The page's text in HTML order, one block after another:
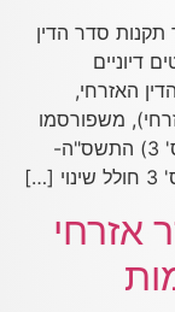
תקנות סדר הדין
התשס"ה-2005: היבטים דיוניים
סדר הדין האזרחי,
האזרחי), משפורסמו
ברשומות תקנות סדר הדין האזרחי (תיקון מס' 3) התשס"ה-
אזרחי